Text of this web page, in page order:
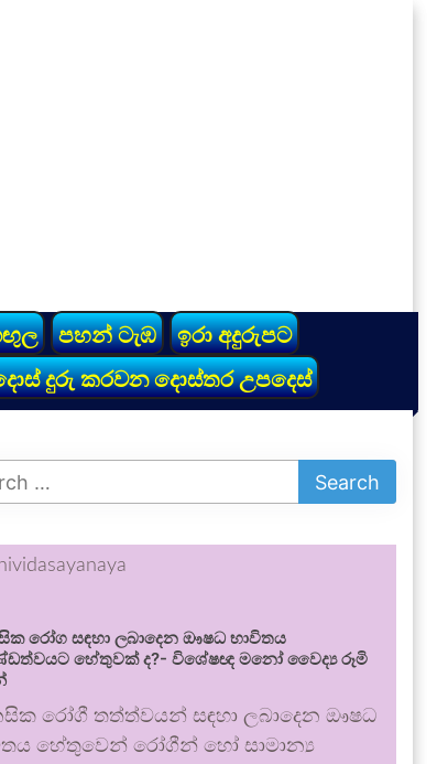
පහන් ටැඹ
ඉරා අදුරුපට
දුරු කරවන දොස්තර උපදෙස්
රෝග සඳහා ලබාදෙන ඖෂධ භාවිතය
හේතුවක් ද?- විශේෂඥ මනෝ වෛද්‍ය රූමි
රෝගී තත්ත්වයන් සඳහා ලබාදෙන ඖෂධ
හේතුවෙන් රෝගීන් හෝ සාමාන්‍ය